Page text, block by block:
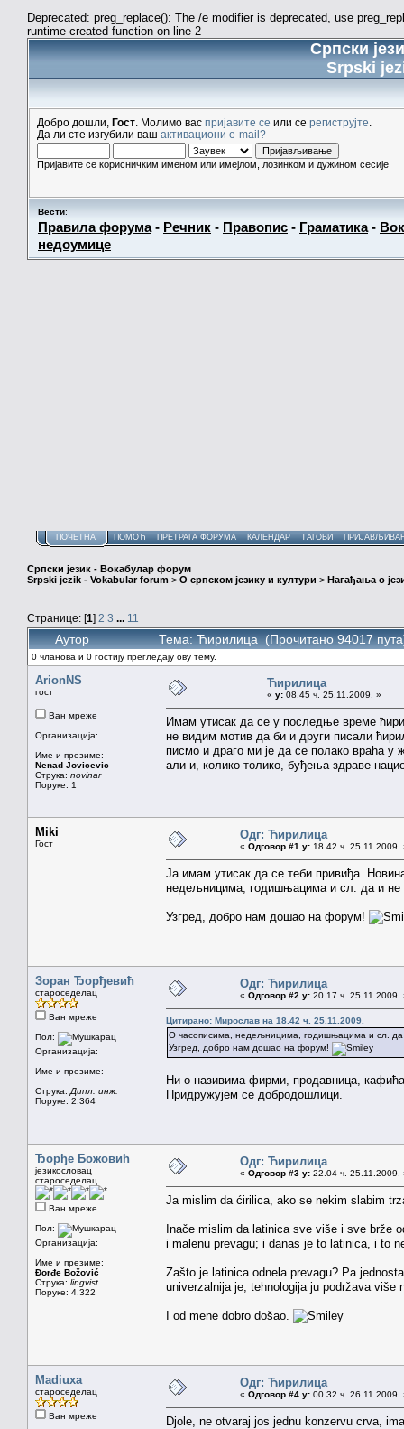
Deprecated: preg_replace(): The /e modifier is deprecated, use
runtime-created function on line 2
Српски
Srpski
Добро дошли, Гост . Молимо вас пријавите се или се региструјте
Да ли сте изгубили ваш активациони e-mail?
Пријавите се корисничким именом или имејлом, лозинком и дужином сесије
Вести:
Правила форума- Речник - Правопис - Граматика-
недоумице
ПОЧЕТНА ПОМОЋ ПРЕТРАГА ФОРУМА КАЛЕНДАР ТАГОВИ
Српски језик - Вокабулар форум
Srpski jezik - Vokabular forum > О српском језику и култури > Нагађања о
Странице: [1] 2 3 ... 11
Аутор Тема: Ћирилица (Прочитано 94017
0 чланова и 0 гостију прегледају ову тему.
ArionNS
гост
Ван мреже
Организација:
Име и презиме:
Nenad Jovicevic
Струка: novinar
Поруке: 1
Ћирилица
« у: 08.45 ч. 25.11.2009. »
Имам утисак да се у последње време
не видим мотив да би и други писали
писмо и драго ми је да се полако враћа у
али и, колико-толико, буђења здраве
Miki
Гост
Одг: Ћирилица
« Одговор #1 у: 18.42 ч. 25.11.2009.
Ја имам утисак да се теби привиђа.
недељницима, годишњацима и сл. да и не
Узгред, добро нам дошао на форум!
Зоран Ђорђевић
староседелац
Ван мреже
Пол:
Организација:
Име и презиме:
Струка: Дипл. инж.
Поруке: 2.364
Одг: Ћирилица
« Одговор #2 у: 20.17 ч. 25.11.2009.
Цитирано: Мирослав на 18.42 ч. 25.11.2009.
О часописима, недељницима, годишњацима и сл. да
Узгред, добро нам дошао на форум!
Ни о називима фирми, продавница,
Придружујем се добродошлици.
Ђорђе Божовић
језикословац
староседелац
Ван мреже
Пол:
Организација:
Име и презиме:
Đorđe Božović
Струка: lingvist
Поруке: 4.322
Одг: Ћирилица
« Одговор #3 у: 22.04 ч. 25.11.2009.
Ja mislim da ćirilica, ako se nekim slabim
Inače mislim da latinica sve više i sve brže
i malenu prevagu; i danas je to latinica, i to
Zašto je latinica odnela prevagu? Pa
univerzalnija je, tehnologija ju podržava
I od mene dobro došao.
Madiuxa
староседелац
Ван мреже
Одг: Ћирилица
« Одговор #4 у: 00.32 ч. 26.11.2009.
Djole, ne otvaraj jos jednu konzervu crva,